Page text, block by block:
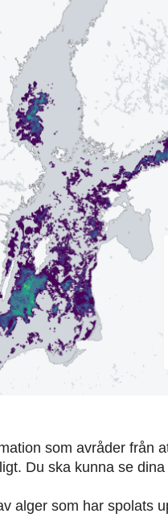
som avråder från
Du ska kunna se
alger som har spolats